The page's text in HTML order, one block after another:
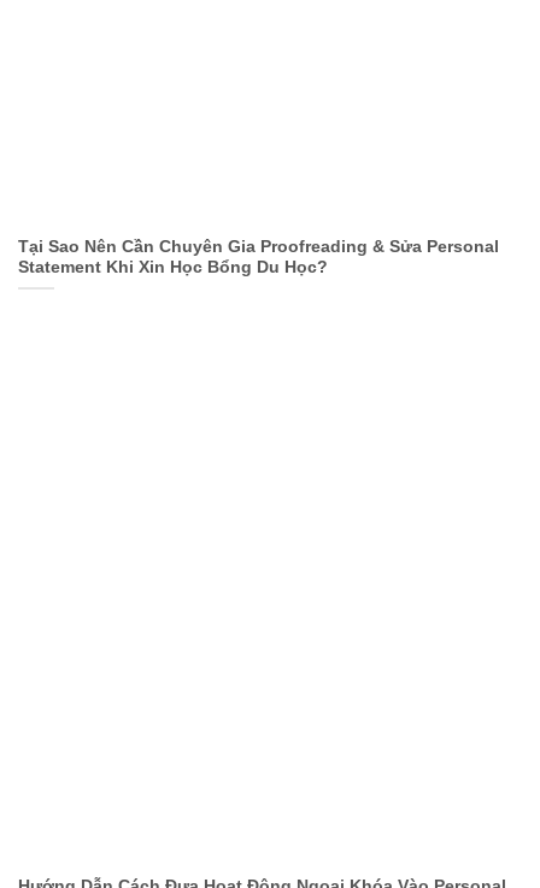
Tại Sao Nên Cần Chuyên Gia Proofreading & Sửa Personal
Statement Khi Xin Học Bổng Du Học?